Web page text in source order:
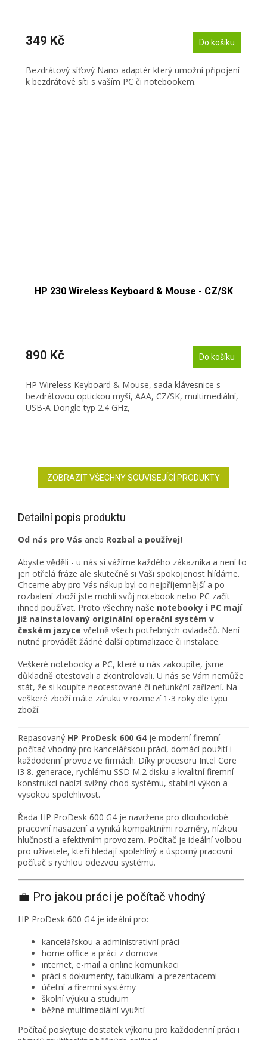
349 Kč Do košíku
Bezdrátový síťový Nano adaptér který umožní připojení
k bezdrátové síti s vaším PC či notebookem.
HP 230 Wireless Keyboard & Mouse - CZ/SK
890 Kč Do košíku
HP Wireless Keyboard & Mouse, sada klávesnice s
bezdrátovou optickou myší, AAA, CZ/SK, multimediální,
USB-A Dongle typ 2.4 GHz,
ZOBRAZIT VŠECHNY SOUVISEJÍCÍ PRODUKTY
Detailní popis produktu
Od nás pro Vás aneb Rozbal a používej!
Abyste věděli - u nás si vážíme každého zákazníka a není to
jen otřelá fráze ale skutečně si Vaši spokojenost hlídáme.
Chceme aby pro Vás nákup byl co nejpříjemnější a po
rozbalení zboží jste mohli svůj notebook nebo PC začít
ihned používat. Proto všechny naše notebooky i PC mají
již nainstalovaný originální operační systém v
českém jazyce včetně všech potřebných ovladačů. Není
nutné provádět žádné další optimalizace či instalace.
Veškeré notebooky a PC, které u nás zakoupíte, jsme
důkladně otestovali a zkontrolovali. U nás se Vám nemůže
stát, že si koupíte neotestované či nefunkční zařízení. Na
veškeré zboží máte záruku v rozmezí 1-3 roky dle typu
zboží.
Repasovaný HP ProDesk 600 G4je moderní firemní
počítač vhodný pro kancelářskou práci, domácí použití i
každodenní provoz ve firmách. Díky procesoru Intel Core
i3 8. generace, rychlému SSD M.2 disku a kvalitní firemní
konstrukci nabízí svižný chod systému, stabilní výkon a
vysokou spolehlivost.
Řada HP ProDesk 600 G4 je navržena pro dlouhodobé
pracovní nasazení a vyniká kompaktními rozměry, nízkou
hlučností a efektivním provozem. Počítač je ideální volbou
pro uživatele, kteří hledají spolehlivý a úsporný pracovní
počítač s rychlou odezvou systému.
💼 Pro jakou práci je počítač vhodný
HP ProDesk 600 G4 je ideální pro:
kancelářskou a administrativní práci
home office a práci z domova
internet, e-mail a online komunikaci
práci s dokumenty, tabulkami a prezentacemi
účetní a firemní systémy
školní výuku a studium
běžné multimediální využití
Počítač poskytuje dostatek výkonu pro každodenní práci i